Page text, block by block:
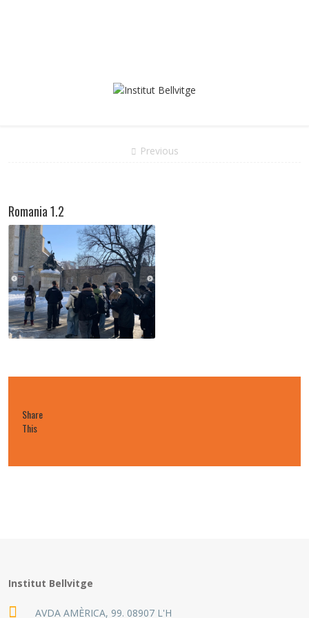
Previous
Romania 1.2
Share
This
Institut Bellvitge
AVDA AMÈRICA, 99. 08907 L'H